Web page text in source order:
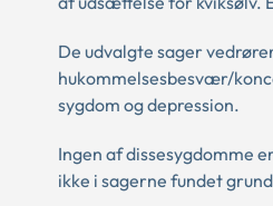
De udvalgte sager
hukommelsesbesvær/
sygdom og depression.
Ingen af dissesygdomme
ikke i sagerne fundet